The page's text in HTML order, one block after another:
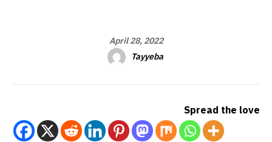
April 28, 2022
Tayyeba
Spread the love